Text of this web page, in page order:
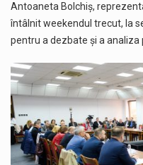
Antoaneta Bolchiș,
întâlnit weekendul trecut, la
pentru a dezbate și a analiza